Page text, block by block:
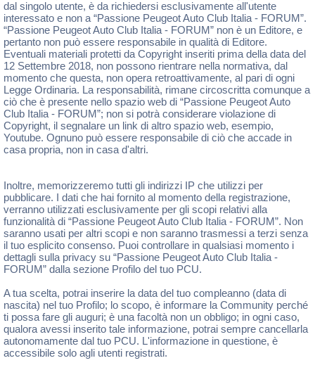
dal singolo utente, è da richiedersi esclusivamente all'utente
interessato e non a “Passione Peugeot Auto Club Italia - FORUM”.
“Passione Peugeot Auto Club Italia - FORUM” non è un Editore, e
pertanto non può essere responsabile in qualità di Editore.
Eventuali materiali protetti da Copyright inseriti prima della data del
12 Settembre 2018, non possono rientrare nella normativa, dal
momento che questa, non opera retroattivamente, al pari di ogni
Legge Ordinaria. La responsabilità, rimane circoscritta comunque a
ciò che è presente nello spazio web di “Passione Peugeot Auto
Club Italia - FORUM”; non si potrà considerare violazione di
Copyright, il segnalare un link di altro spazio web, esempio,
Youtube. Ognuno può essere responsabile di ciò che accade in
casa propria, non in casa d'altri.
Inoltre, memorizzeremo tutti gli indirizzi IP che utilizzi per
pubblicare. I dati che hai fornito al momento della registrazione,
verranno utilizzati esclusivamente per gli scopi relativi alla
funzionalità di “Passione Peugeot Auto Club Italia - FORUM”. Non
saranno usati per altri scopi e non saranno trasmessi a terzi senza
il tuo esplicito consenso. Puoi controllare in qualsiasi momento i
dettagli sulla privacy su “Passione Peugeot Auto Club Italia -
FORUM” dalla sezione Profilo del tuo PCU.
A tua scelta, potrai inserire la data del tuo compleanno (data di
nascita) nel tuo Profilo; lo scopo, è informare la Community perché
ti possa fare gli auguri; è una facoltà non un obbligo; in ogni caso,
qualora avessi inserito tale informazione, potrai sempre cancellarla
autonomamente dal tuo PCU. L'informazione in questione, è
accessibile solo agli utenti registrati.